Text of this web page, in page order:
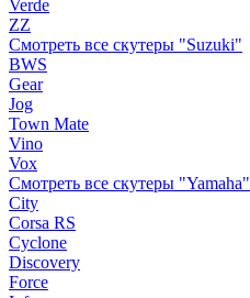
Verde
ZZ
Смотреть все скутеры "Suzuki"
BWS
Gear
Jog
Town Mate
Vino
Vox
Смотреть все скутеры "Yamaha"
City
Corsa RS
Cyclone
Discovery
Force